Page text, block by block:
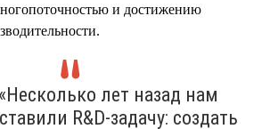
и достижению
«Несколько лет назад нам
R&D-задачу: создать